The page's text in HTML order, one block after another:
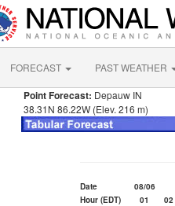
FORECAST PAST WEATHER
Point Forecast: Depauw IN
38.31N 86.22W (Elev. 216 m)
Date 08/06
Hour (EDT)
01 02